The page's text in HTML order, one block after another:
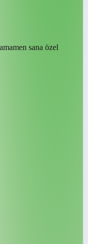
sana özel